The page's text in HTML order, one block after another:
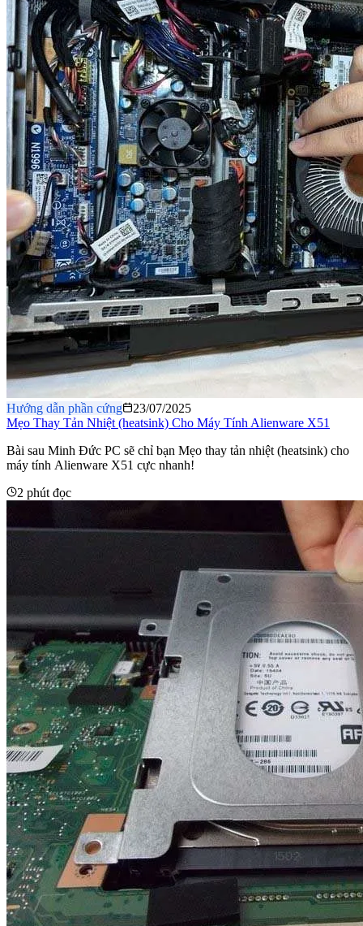
Hướng dẫn phần cứng
23/07/2025
Mẹo Thay Tản Nhiệt (heatsink) Cho Máy Tính Alienware X51
Bài sau Minh Đức PC sẽ chỉ bạn Mẹo thay tản nhiệt (heatsink) cho
máy tính Alienware X51 cực nhanh!
2 phút đọc